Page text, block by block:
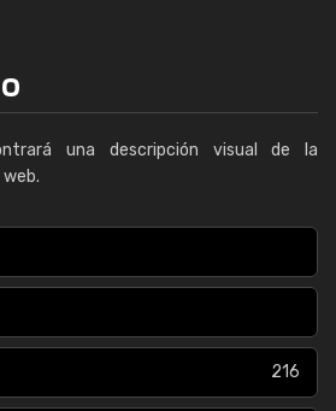
una descripción visual de la
216